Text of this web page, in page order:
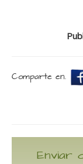
Comparte en.
Enviar